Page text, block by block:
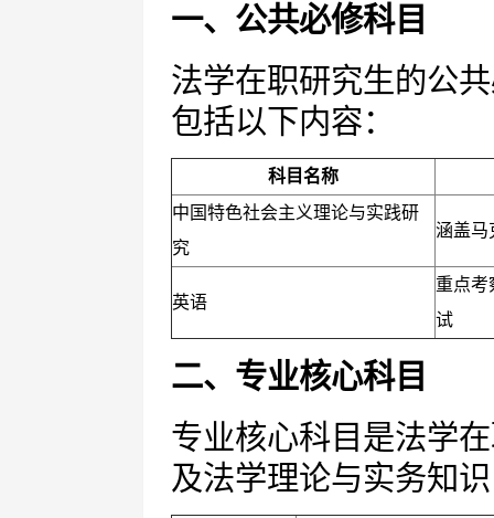
一、公共必修科目
法学在职研究生的公
包括以下内容：
科目名称
中国特色社会主义理论与实践研
究
涵盖马
英语
重点考
试
二、专业核心科目
专业核心科目是法学
及法学理论与实务知